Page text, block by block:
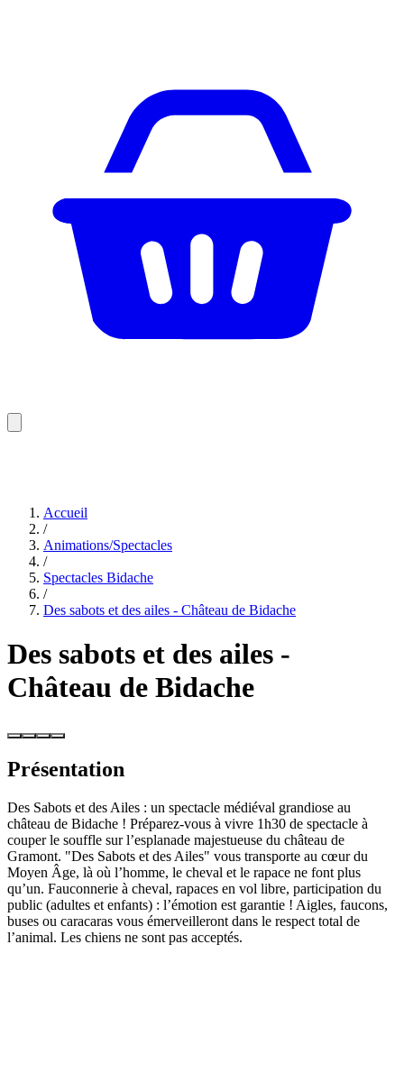
Accueil
/
Animations/Spectacles
/
Spectacles Bidache
/
Des sabots et des ailes - Château de Bidache
Des sabots et des ailes -
Château de Bidache
Présentation
Des Sabots et des Ailes : un spectacle médiéval grandiose au
château de Bidache ! Préparez-vous à vivre 1h30 de spectacle à
couper le souffle sur l’esplanade majestueuse du château de
Gramont. "Des Sabots et des Ailes" vous transporte au cœur du
Moyen Âge, là où l’homme, le cheval et le rapace ne font plus
qu’un. Fauconnerie à cheval, rapaces en vol libre, participation du
public (adultes et enfants) : l’émotion est garantie ! Aigles, faucons,
buses ou caracaras vous émerveilleront dans le respect total de
l’animal. Les chiens ne sont pas acceptés.